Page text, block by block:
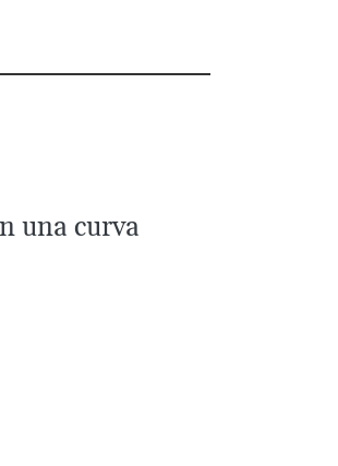
una curva